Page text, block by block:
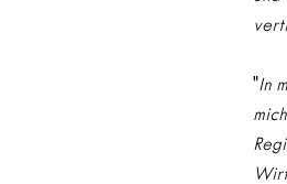
"In